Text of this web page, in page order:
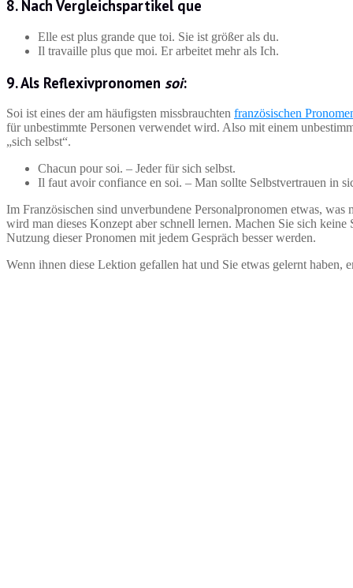
8. Nach Vergleichspartikel que
Elle est plus grande que toi. Sie ist größer als du.
Il travaille plus que moi. Er arbeitet mehr als Ich.
9. Als Reflexivpronomen soi:
Soi ist eines der am häufigsten missbrauchten französischen
für unbestimmte Personen verwendet wird. Also mit einem
„sich selbst“.
Chacun pour soi. – Jeder für sich selbst.
Il faut avoir confiance en soi. – Man sollte Selbstvertrauen in
Im Französischen sind unverbundene Personalpronomen etwas,
wird man dieses Konzept aber schnell lernen. Machen Sie sich
Nutzung dieser Pronomen mit jedem Gespräch besser werden.
Wenn ihnen diese Lektion gefallen hat und Sie etwas gelernt haben,